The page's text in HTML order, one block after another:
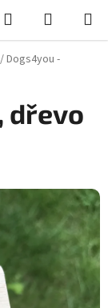
Hledat
KOŠÍK
/Dogs4you -
dřevo